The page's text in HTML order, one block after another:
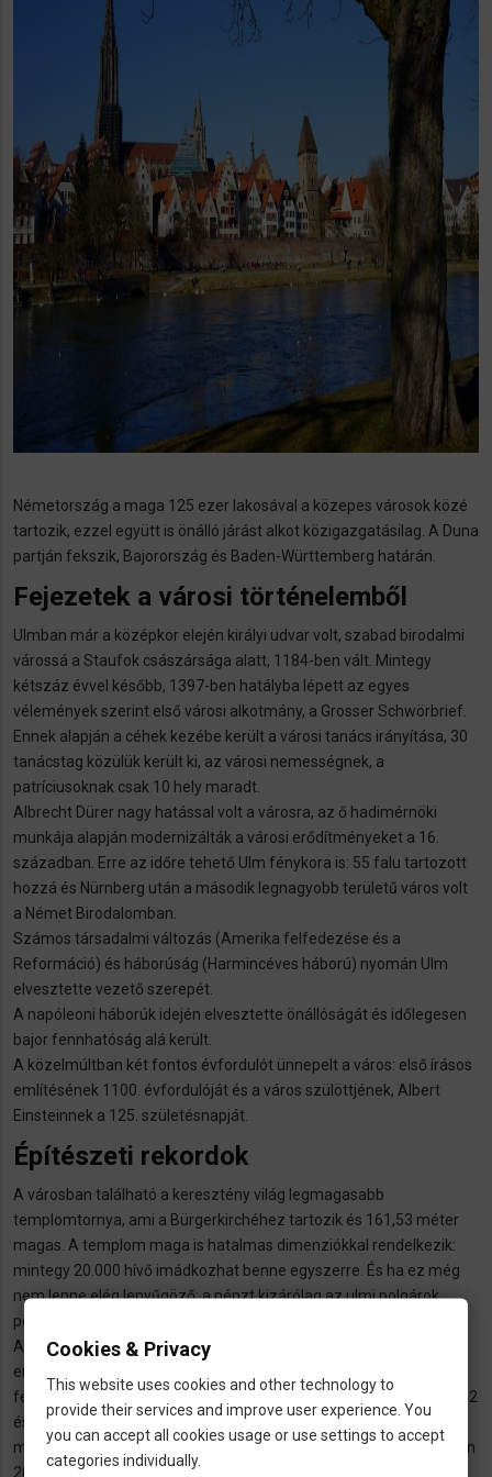
Németország a maga 125 ezer lakosával a közepes városok közé
tartozik, ezzel együtt is önálló járást alkot közigazgatásilag. A Duna
partján fekszik, Bajorország és Baden-Württemberg határán.
Fejezetek a városi történelemből
Ulmban már a középkor elején királyi udvar volt, szabad birodalmi
várossá a Staufok császársága alatt, 1184-ben vált. Mintegy
kétszáz évvel később, 1397-ben hatályba lépett az egyes
vélemények szerint első városi alkotmány, a Grosser Schwörbrief.
Ennek alapján a céhek kezébe került a városi tanács irányítása, 30
tanácstag közülük került ki, az városi nemességnek, a
patríciusoknak csak 10 hely maradt.
Albrecht Dürer nagy hatással volt a városra, az ő hadimérnöki
munkája alapján modernizálták a városi erődítményeket a 16.
században. Erre az időre tehető Ulm fénykora is: 55 falu tartozott
hozzá és Nürnberg után a második legnagyobb területű város volt
a Német Birodalomban.
Számos társadalmi változás (Amerika felfedezése és a
Reformáció) és háborúság (Harmincéves háború) nyomán Ulm
elvesztette vezető szerepét.
A napóleoni háborúk idején elvesztette önállóságát és időlegesen
bajor fennhatóság alá került.
A közelmúltban két fontos évfordulót ünnepelt a város: első írásos
említésének 1100. évfordulóját és a város szülöttjének, Albert
Einsteinnek a 125. születésnapját.
Építészeti rekordok
A városban található a keresztény világ legmagasabb
templomtornya, ami a Bürgerkirchéhez tartozik és 161,53 méter
magas. A templom maga is hatalmas dimenziókkal rendelkezik:
mintegy 20.000 hívő imádkozhat benne egyszerre. És ha ez még
nem lenne elég lenyűgöző: a pénzt kizárólag az ulmi polgárok
pénzéből építették, 1377-től kezdve, több szakaszban.
A másik építészeti rekordot az ún. Bundesfestung (szövetségi
erőd) tartja, egykoron Európa legnagyobb erődje volt. Stratégiai
fekvése építették: a francia fenyegetés elhárítására építették 1842
és 1859 között, félúton Párizs és Bécs között. Mintegy 8000
munkás dolgozott rajta. Békeidőben 5000 katona, háborús időkben
20000 katona volt benne elszállásolható. Napjainkban a dunai
Cookies & Privacy
This website uses cookies and other technology to
provide their services and improve user experience. You
you can accept all cookies usage or use settings to accept
categories individually.